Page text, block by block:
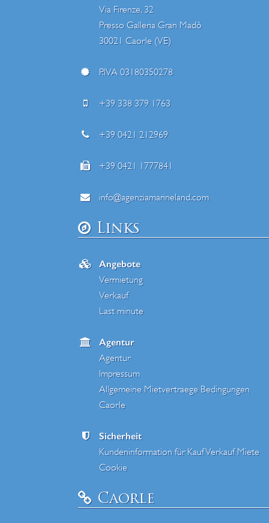
Via Firenze, 32
Presso Galleria Gran Madò
30021 Caorle (VE)
P.IVA 03180350278
+39 338 379 1763
+39 0421 212969
+39 0421 1777841
info@agenziamarineland.com
Links
Angebote
Vermietung
Verkauf
Last minute
Agentur
Agentur
Impressum
Allgemeine Mietvertraege Bedingungen
Caorle
Sicherheit
Kundeninformation für Kauf Verkauf Miete
Cookie
Caorle